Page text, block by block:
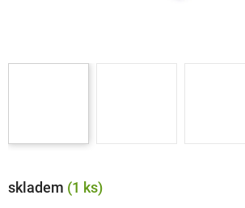
skladem (1 ks)